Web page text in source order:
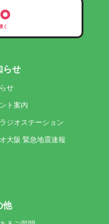
く
らせ
せ
ト案内
ジオステーション
大阪 緊急地震速報
他